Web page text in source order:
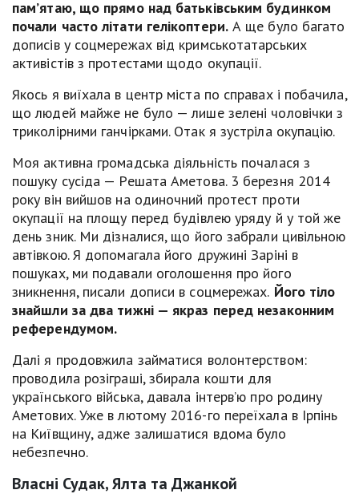
пам’ятаю, що прямо над батьківським будинком
почали часто літати гелікоптери.А ще було багато
дописів у соцмережах від кримськотатарських
активістів з протестами щодо окупації.
Якось я виїхала в центр міста по справах і побачила,
що людей майже не було — лише зелені чоловічки з
триколірними ганчірками. Отак я зустріла окупацію.
Моя активна громадська діяльність почалася з
пошуку сусіда — Решата Аметова. 3 березня 2014
року він вийшов на одиночний протест проти
окупації на площу перед будівлею уряду й у той же
день зник. Ми дізналися, що його забрали цивільною
автівкою. Я допомагала його дружині Заріні в
пошуках, ми подавали оголошення про його
зникнення, писали дописи в соцмережах. Його тіло
знайшли за два тижні — якраз перед незаконним
референдумом.
Далі я продовжила займатися волонтерством:
проводила розіграші, збирала кошти для
українського війська, давала інтерв’ю про родину
Аметових. Уже в лютому 2016-го переїхала в Ірпінь
на Київщину, адже залишатися вдома було
небезпечно.
Власні Судак, Ялта та Джанкой